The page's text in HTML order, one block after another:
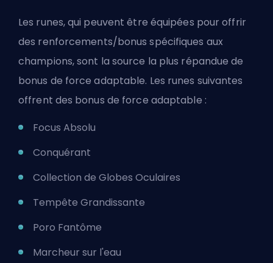
Les runes, qui peuvent être équipées pour offrir
des renforcements/bonus spécifiques aux
champions, sont la source la plus répandue de
bonus de force adaptable. Les runes suivantes
offrent des bonus de force adaptable :
Focus Absolu
Conquérant
Collection de Globes Oculaires
Tempête Grandissante
Poro Fantôme
Marcheur sur l'eau